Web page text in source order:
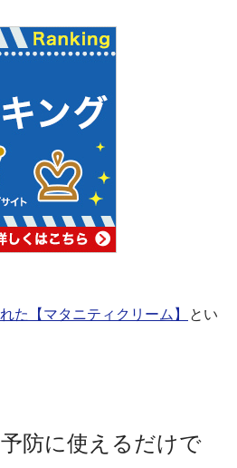
た【マタニティクリーム】
とい
防に使えるだけで